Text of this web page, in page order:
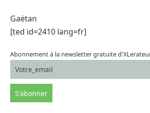
Gaëtan
[ted id=2410 lang=fr]
Abonnement à la newsletter gratuite